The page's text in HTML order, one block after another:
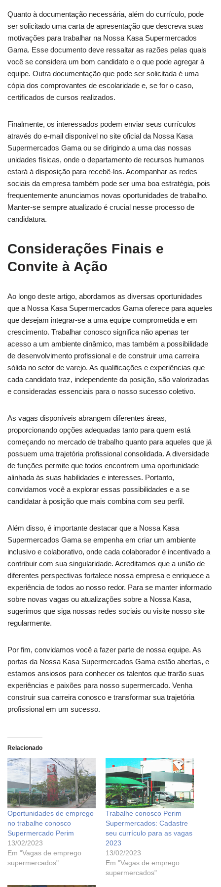
Quanto à documentação necessária, além do currículo, pode
ser solicitado uma carta de apresentação que descreva suas
motivações para trabalhar na Nossa Kasa Supermercados
Gama. Esse documento deve ressaltar as razões pelas quais
você se considera um bom candidato e o que pode agregar à
equipe. Outra documentação que pode ser solicitada é uma
cópia dos comprovantes de escolaridade e, se for o caso,
certificados de cursos realizados.
Finalmente, os interessados podem enviar seus currículos
através do e-mail disponível no site oficial da Nossa Kasa
Supermercados Gama ou se dirigindo a uma das nossas
unidades físicas, onde o departamento de recursos humanos
estará à disposição para recebê-los. Acompanhar as redes
sociais da empresa também pode ser uma boa estratégia, pois
frequentemente anunciamos novas oportunidades de trabalho.
Manter-se sempre atualizado é crucial nesse processo de
candidatura.
Considerações Finais e
Convite à Ação
Ao longo deste artigo, abordamos as diversas oportunidades
que a Nossa Kasa Supermercados Gama oferece para aqueles
que desejam integrar-se a uma equipe comprometida e em
crescimento. Trabalhar conosco significa não apenas ter
acesso a um ambiente dinâmico, mas também a possibilidade
de desenvolvimento profissional e de construir uma carreira
sólida no setor de varejo. As qualificações e experiências que
cada candidato traz, independente da posição, são valorizadas
e consideradas essenciais para o nosso sucesso coletivo.
As vagas disponíveis abrangem diferentes áreas,
proporcionando opções adequadas tanto para quem está
começando no mercado de trabalho quanto para aqueles que já
possuem uma trajetória profissional consolidada. A diversidade
de funções permite que todos encontrem uma oportunidade
alinhada às suas habilidades e interesses. Portanto,
convidamos você a explorar essas possibilidades e a se
candidatar à posição que mais combina com seu perfil.
Além disso, é importante destacar que a Nossa Kasa
Supermercados Gama se empenha em criar um ambiente
inclusivo e colaborativo, onde cada colaborador é incentivado a
contribuir com sua singularidade. Acreditamos que a união de
diferentes perspectivas fortalece nossa empresa e enriquece a
experiência de todos ao nosso redor. Para se manter informado
sobre novas vagas ou atualizações sobre a Nossa Kasa,
sugerimos que siga nossas redes sociais ou visite nosso site
regularmente.
Por fim, convidamos você a fazer parte de nossa equipe. As
portas da Nossa Kasa Supermercados Gama estão abertas, e
estamos ansiosos para conhecer os talentos que trarão suas
experiências e paixões para nosso supermercado. Venha
construir sua carreira conosco e transformar sua trajetória
profissional em um sucesso.
Relacionado
Oportunidades de emprego
no trabalhe conosco
Supermercado Perim
13/02/2023
Em "Vagas de emprego
supermercados"
Trabalhe conosco Perim
Supermercados: Cadastre
seu currículo para as vagas
2023
13/02/2023
Em "Vagas de emprego
supermercados"